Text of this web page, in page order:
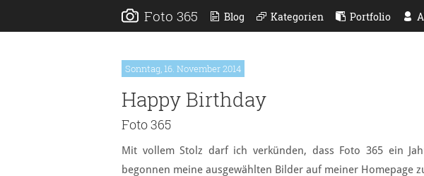
Foto 365 Blog Kategorien Portfolio
Sonntag, 16. November 2014
Happy Birthday
Foto 365
Mit vollem Stolz darf ich verkünden, dass Foto 365 ein
begonnen meine ausgewählten Bilder auf meiner Homepage